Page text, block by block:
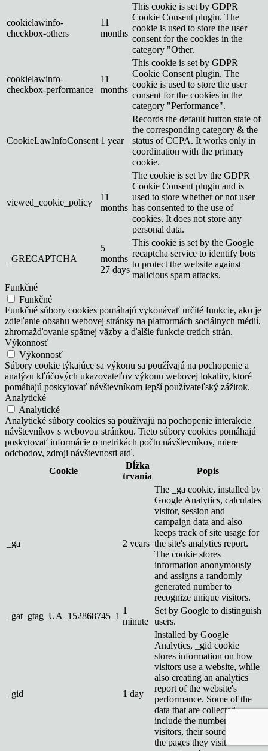
cookielawinfo-
checkbox-others
11
months
This cookie is set by GDPR
Cookie Consent plugin. The
cookie is used to store the user
consent for the cookies in the
category "Other.
cookielawinfo-
checkbox-performance
11
months
This cookie is set by GDPR
Cookie Consent plugin. The
cookie is used to store the user
consent for the cookies in the
category "Performance".
CookieLawInfoConsent 1 year
Records the default button state of
the corresponding category & the
status of CCPA. It works only in
coordination with the primary
cookie.
viewed_cookie_policy
11
months
The cookie is set by the GDPR
Cookie Consent plugin and is
used to store whether or not user
has consented to the use of
cookies. It does not store any
personal data.
_GRECAPTCHA
5
months
27 days
This cookie is set by the Google
recaptcha service to identify bots
to protect the website against
malicious spam attacks.
Funkčné
Funkčné
Funkčné súbory cookies pomáhajú vykonávať určité funkcie, ako je
zdieľanie obsahu webovej stránky na platformách sociálnych médií,
zhromažďovanie spätnej väzby a ďalšie funkcie tretích strán.
Výkonnosť
Výkonnosť
Súbory cookie týkajúce sa výkonu sa používajú na pochopenie a
analýzu kľúčových ukazovateľov výkonu webovej lokality, ktoré
pomáhajú poskytovať návštevníkom lepší používateľský zážitok.
Analytické
Analytické
Analytické súbory cookies sa používajú na pochopenie interakcie
návštevníkov s webovou stránkou. Tieto súbory cookies pomáhajú
poskytovať informácie o metrikách počtu návštevníkov, miere
odchodov, zdroji návštevnosti atď.
Cookie
Dĺžka
trvania
Popis
_ga 2 years
The _ga cookie, installed by
Google Analytics, calculates
visitor, session and
campaign data and also
keeps track of site usage for
the site's analytics report.
The cookie stores
information anonymously
and assigns a randomly
generated number to
recognize unique visitors.
_gat_gtag_UA_152868745_1
1
minute
Set by Google to distinguish
users.
_gid 1 day
Installed by Google
Analytics, _gid cookie
stores information on how
visitors use a website, while
also creating an analytics
report of the website's
performance. Some of the
data that are collected
include the number of
visitors, their source, and
the pages they visit